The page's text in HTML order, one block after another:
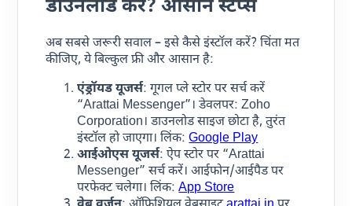
डाउनलोड करें? आसान स्टेप्स
अब सबसे जरूरी सवाल – इसे कैसे इंस्टॉल करें? चिंता मत
कीजिए, ये बिल्कुल फ्री और आसान है:
एंड्रॉयड यूजर्स: गूगल प्ले स्टोर पर सर्च करें
“Arattai Messenger”। डेवलपर: Zoho
Corporation। डाउनलोड साइज छोटा है, तुरंत
इंस्टॉल हो जाएगा। लिंक:Google Play
आईओएस यूजर्स: ऐप स्टोर पर “Arattai
Messenger” सर्च करें। आईफोन/आईपैड पर
परफेक्ट चलेगा। लिंक:App Store